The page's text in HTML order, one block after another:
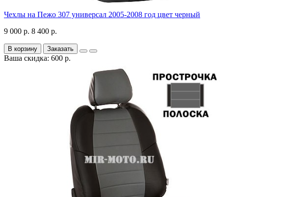
Чехлы на Пежо 307 универсал 2005-2008 год цвет черный
9 000 р. 8 400 р.
В корзину Заказать
Ваша скидка: 600 р.